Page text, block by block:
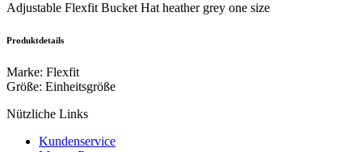
Adjustable Flexfit Bucket Hat heather grey one size
Produktdetails
Marke: Flexfit
Größe: Einheitsgröße
Nützliche Links
Kundenservice